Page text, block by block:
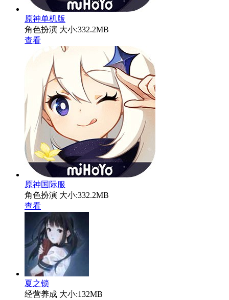
原神单机版
角色扮演 大小:332.2MB
查看
原神国际服
角色扮演 大小:332.2MB
查看
夏之锁
经营养成 大小:132MB